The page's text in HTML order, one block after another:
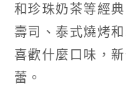
和珍珠奶茶等經
壽司、泰式燒烤
喜歡什麼口味，
蕾。